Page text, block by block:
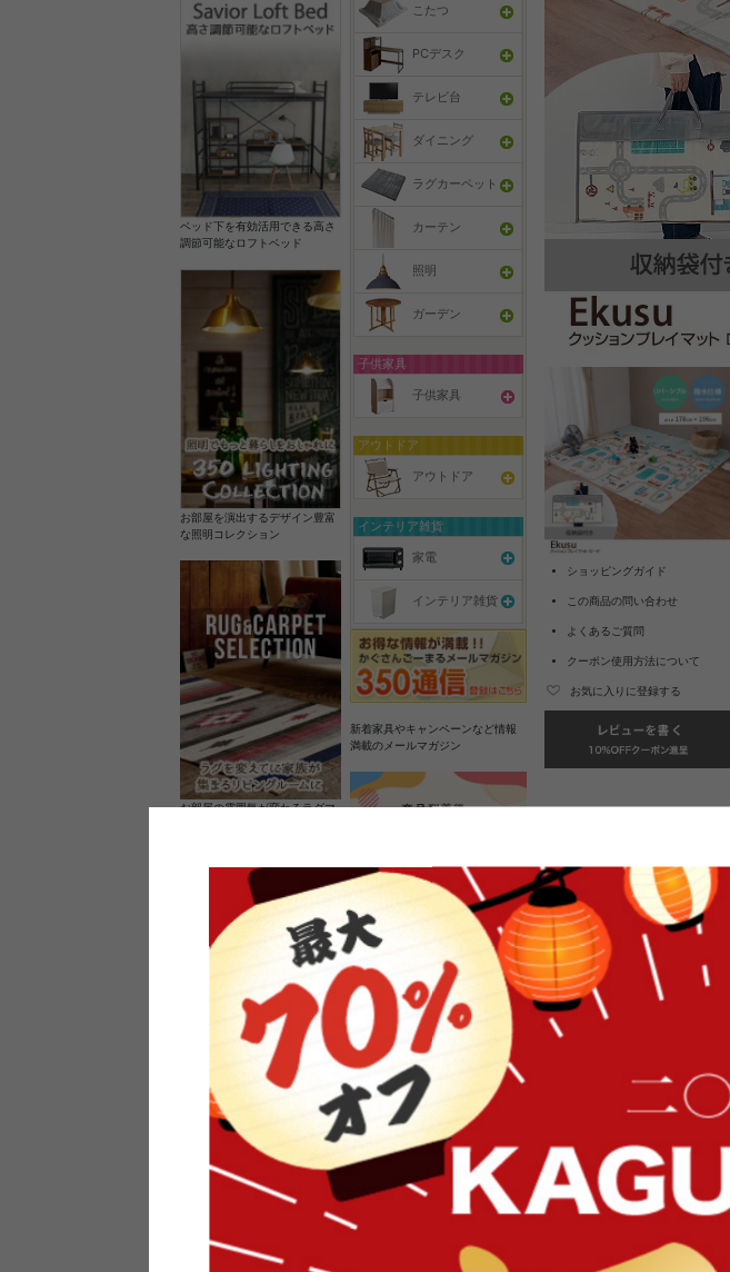
ベッド下を有効活用できる高さ
調節可能なロフトベッド
お部屋を演出するデザイン豊富
な照明コレクション
お部屋の雰囲気が変わるラグマ
素材の良さを活かしたウッドソ
ケットのペンダントライト
インフォメーション
よくあるご質問
こたつ
PCデスク
テレビ台
ダイニング
ラグカーペット
カーテン
照明
ガーデン
子供家具
子供家具
アウトドア
アウトドア
インテリア雑貨
家電
インテリア雑貨
新着家具やキャンペーンなど情報
満載のメールマガジン
家具のレビューを書くと10%OFFク
ーポンプレゼント
オフィスやモデルハウスなどイン
ショッピングガイド
この商品の問い合わせ
よくあるご質問
クーポン使用方法について
お気に入りに登録する